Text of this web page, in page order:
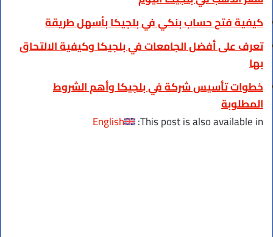
كيفية فتح حساب بنكي في بلجيكا بأسهل طريقة
تعرف على أفضل الجامعات في بلجيكا وكيفية الالتحاق
بها
خطوات تأسيس شركة في بلجيكا وأهم الشروط
المطلوبة
This post is also available in:
English